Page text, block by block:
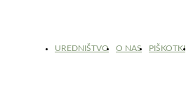
UREDNIŠTVO O NAS PIŠKOTKI